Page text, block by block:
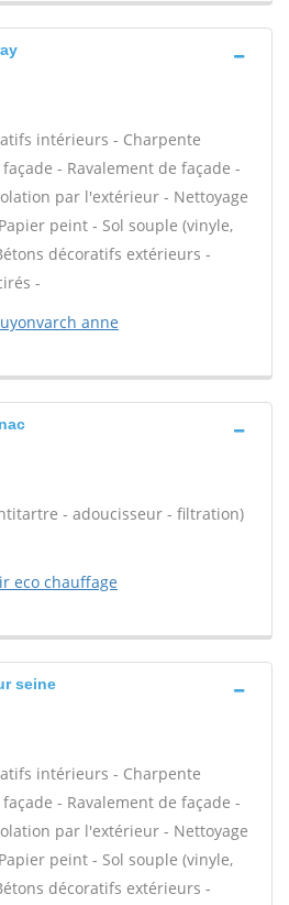
intérieurs - Charpente
- Ravalement de façade -
par l'extérieur - Nettoyage
peint - Sol souple (vinyle,
décoratifs extérieurs -
-
anne
- adoucisseur - filtration)
eco chauffage
seine
intérieurs - Charpente
- Ravalement de façade -
par l'extérieur - Nettoyage
peint - Sol souple (vinyle,
décoratifs extérieurs -